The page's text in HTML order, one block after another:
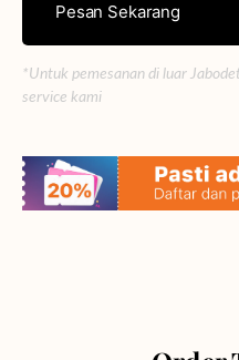
Pesan Sekarang
*Untuk pemesanan di luar
service kami